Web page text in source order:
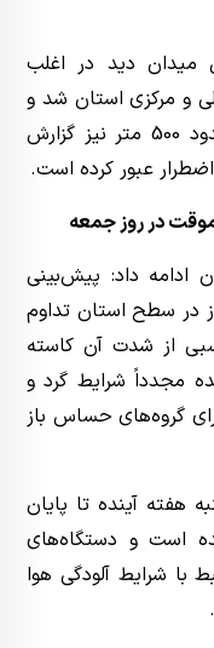
دید در اغلب
و مرکزی استان شد و
در برخی نقاط میزان دید افقی تا حدود 500 متر نیز گزارش
عبور کرده است.
موقت در روز جمعه
ادامه داد: پیش‌بینی
در سطح استان تداوم
از شدت آن کاسته
مجدداً شرایط گرد و
گروه‌های حساس باز
هفته آینده تا پایان
است و دستگاه‌های
با شرایط آلودگی هوا